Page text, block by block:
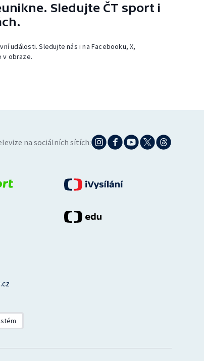
Sledujte ČT sport i
události. Sledujte nás i na Facebooku, X,
v obraze.
na sociálních sítích: